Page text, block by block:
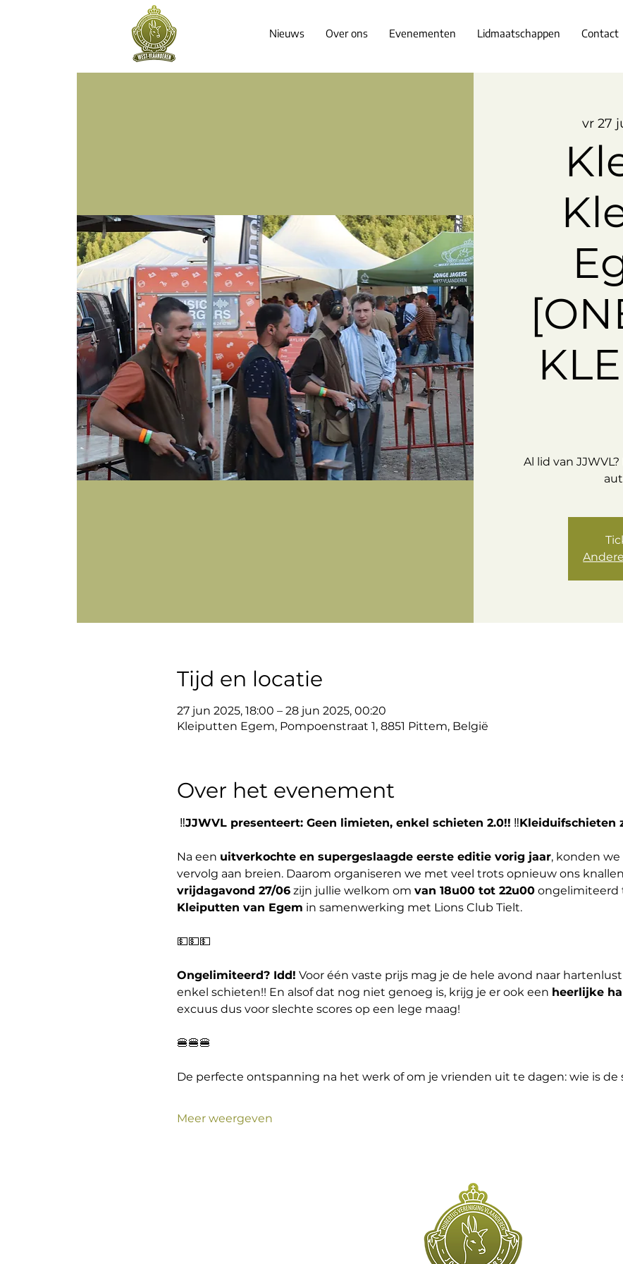
Nieuws Over ons Evenementen Lidmaatschappen Contact
vr 27
Al lid van
Tijd en locatie
27 jun 2025, 18:00 – 28 jun 2025, 00:20
Kleiputten Egem, Pompoenstraat 1, 8851 Pittem, België
Over het evenement
‼️JJWVL presenteert: Geen limieten, enkel schieten 2.0!! ‼️Kleiduifschieten
Na een uitverkochte en supergeslaagde eerste editie vorig jaar, konden we
vervolg aan breien. Daarom organiseren we met veel trots opnieuw ons
vrijdagavond 27/06 zijn jullie welkom om van 18u00 tot 22u00 ongelimiteerd
Kleiputten van Egem in samenwerking met Lions Club Tielt.
💵💵💵
Ongelimiteerd? Idd! Voor één vaste prijs mag je de hele avond naar
enkel schieten!! En alsof dat nog niet genoeg is, krijg je er ook een heerlijke
excuus dus voor slechte scores op een lege maag!
🍔🍔🍔
De perfecte ontspanning na het werk of om je vrienden uit te dagen: wie is
Meer weergeven